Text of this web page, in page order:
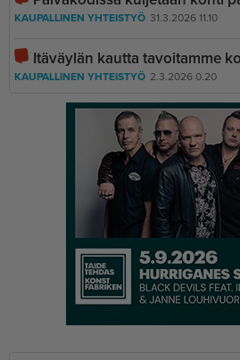
KAUPALLINEN YHTEISTYÖ 31.3.2026 11.10
Itäväylän kautta tavoitamme
KAUPALLINEN YHTEISTYÖ 2.3.2026 0.20